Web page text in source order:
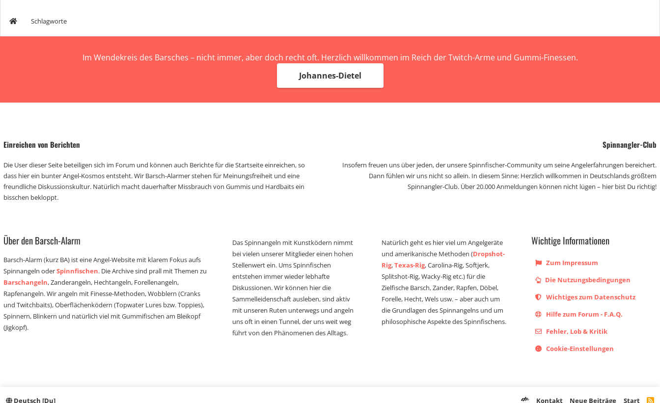
Schlagworte
Im Wendekreis des Barsches – nicht immer, aber doch recht oft. Herzlich willkommen im Reich der Twitch-Arme und Gummi-Finessen.
Johannes-Dietel
Einreichen von Berichten
Die User dieser Seite beteiligen sich im Forum und können auch Berichte für die Startseite einreichen, so
dass hier ein bunter Angel-Kosmos entsteht. Wir Barsch-Alarmer stehen für Meinungsfreiheit und eine
freundliche Diskussionskultur. Natürlich macht dauerhafter Missbrauch von Gummis und Hardbaits ein
bisschen bekloppt.
Spinnangler-Club
Insofern freuen uns über jeden, der unsere Spinnfischer-Community um seine Angelerfahrungen bereichert.
Dann fühlen wir uns nicht so allein. In diesem Sinne: Herzlich willkommen in Deutschlands größtem
Spinnangler-Club. Über 20.000 Anmeldungen können nicht lügen – hier bist Du richtig!
Über den Barsch-Alarm
Barsch-Alarm (kurz BA) ist eine Angel-Website mit klarem Fokus aufs
Spinnangeln oderSpinnfischen. Die Archive sind prall mit Themen zu
Barschangeln, Zanderangeln, Hechtangeln, Forellenangeln,
Rapfenangeln. Wir angeln mit Finesse-Methoden, Wobblern (Cranks
und Twitchbaits), Oberflächenködern (Topwater Lures bzw. Toppies),
Spinnern, Blinkern und natürlich viel mit Gummifischen am Bleikopf
(Jigkopf).
Das Spinnangeln mit Kunstködern nimmt
bei vielen unserer Mitglieder einen hohen
Stellenwert ein. Ums Spinnfischen
entstehen immer wieder lebhafte
Diskussionen. Wir können hier die
Sammelleidenschaft ausleben, sind aktiv
mit unseren Ruten unterwegs und angeln
uns oft in einen Tunnel, der uns weit weg
führt von den Phänomenen des Alltags.
Natürlich geht es hier viel um Angelgeräte
und amerikanische Methoden (Dropshot-
Rig,Texas-Rig, Carolina-Rig, Softjerk,
Splitshot-Rig, Wacky-Rig etc.) für die
Zielfische Barsch, Zander, Rapfen, Döbel,
Forelle, Hecht, Wels usw. – aber auch um
die Grundlagen des Spinnangelns und um
philosophische Aspekte des Spinnfischens.
Wichtige Informationen
Zum Impressum
Die Nutzungsbedingungen
Wichtiges zum Datenschutz
Hilfe zum Forum - F.A.Q.
Fehler, Lob & Kritik
Cookie-Einstellungen
Deutsch [Du] Kontakt Neue Beiträge Start R